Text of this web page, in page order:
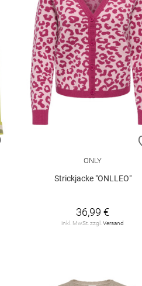
ZUR WUNSCHLISTE HINZUFÜGEN
ONLY
Strickjacke "ONLLEO"
36,99 €
inkl. MwSt. zzgl.Versand